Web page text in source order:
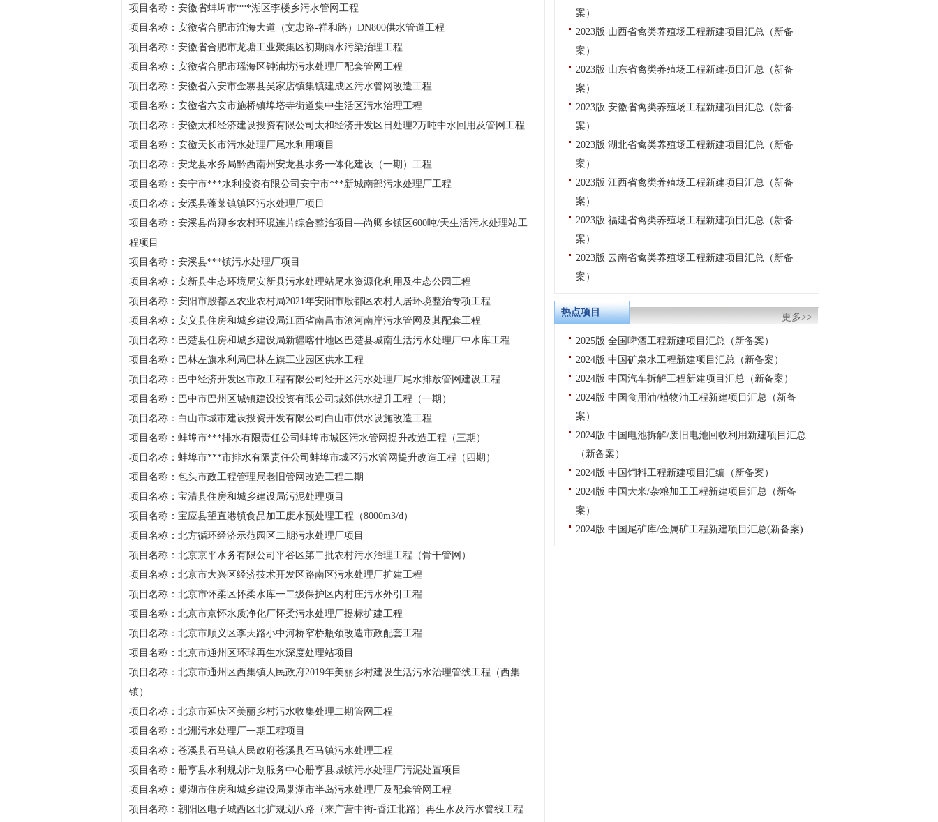
项目名称：安徽省蚌埠市***湖区李楼乡污水管网工程
项目名称：安徽省合肥市淮海大道（文忠路-祥和路）DN800供水管道工程
项目名称：安徽省合肥市龙塘工业聚集区初期雨水污染治理工程
项目名称：安徽省合肥市瑶海区钟油坊污水处理厂配套管网工程
项目名称：安徽省六安市金寨县吴家店镇集镇建成区污水管网改造工程
项目名称：安徽省六安市施桥镇埠塔寺街道集中生活区污水治理工程
项目名称：安徽太和经济建设投资有限公司太和经济开发区日处理2万吨中水回用及管网工程
项目名称：安徽天长市污水处理厂尾水利用项目
项目名称：安龙县水务局黔西南州安龙县水务一体化建设（一期）工程
项目名称：安宁市***水利投资有限公司安宁市***新城南部污水处理厂工程
项目名称：安溪县蓬莱镇镇区污水处理厂项目
项目名称：安溪县尚卿乡农村环境连片综合整治项目—尚卿乡镇区600吨/天生活污水处理站工
程项目
项目名称：安溪县***镇污水处理厂项目
项目名称：安新县生态环境局安新县污水处理站尾水资源化利用及生态公园工程
项目名称：安阳市殷都区农业农村局2021年安阳市殷都区农村人居环境整治专项工程
项目名称：安义县住房和城乡建设局江西省南昌市潦河南岸污水管网及其配套工程
项目名称：巴楚县住房和城乡建设局新疆喀什地区巴楚县城南生活污水处理厂中水库工程
项目名称：巴林左旗水利局巴林左旗工业园区供水工程
项目名称：巴中经济开发区市政工程有限公司经开区污水处理厂尾水排放管网建设工程
项目名称：巴中市巴州区城镇建设投资有限公司城郊供水提升工程（一期）
项目名称：白山市城市建设投资开发有限公司白山市供水设施改造工程
项目名称：蚌埠市***排水有限责任公司蚌埠市城区污水管网提升改造工程（三期）
项目名称：蚌埠市***市排水有限责任公司蚌埠市城区污水管网提升改造工程（四期）
项目名称：包头市政工程管理局老旧管网改造工程二期
项目名称：宝清县住房和城乡建设局污泥处理项目
项目名称：宝应县望直港镇食品加工废水预处理工程（8000m3/d）
项目名称：北方循环经济示范园区二期污水处理厂项目
项目名称：北京京平水务有限公司平谷区第二批农村污水治理工程（骨干管网）
项目名称：北京市大兴区经济技术开发区路南区污水处理厂扩建工程
项目名称：北京市怀柔区怀柔水库一二级保护区内村庄污水外引工程
项目名称：北京市京怀水质净化厂怀柔污水处理厂提标扩建工程
项目名称：北京市顺义区李天路小中河桥窄桥瓶颈改造市政配套工程
项目名称：北京市通州区环球再生水深度处理站项目
项目名称：北京市通州区西集镇人民政府2019年美丽乡村建设生活污水治理管线工程（西集
镇）
项目名称：北京市延庆区美丽乡村污水收集处理二期管网工程
项目名称：北洲污水处理厂一期工程项目
项目名称：苍溪县石马镇人民政府苍溪县石马镇污水处理工程
项目名称：册亨县水利规划计划服务中心册亨县城镇污水处理厂污泥处置项目
项目名称：巢湖市住房和城乡建设局巢湖市半岛污水处理厂及配套管网工程
项目名称：朝阳区电子城西区北扩规划八路（来广营中街-香江北路）再生水及污水管线工程
案）
2023版 山西省禽类养殖场工程新建项目汇总（新备
案）
2023版 山东省禽类养殖场工程新建项目汇总（新备
案）
2023版 安徽省禽类养殖场工程新建项目汇总（新备
案）
2023版 湖北省禽类养殖场工程新建项目汇总（新备
案）
2023版 江西省禽类养殖场工程新建项目汇总（新备
案）
2023版 福建省禽类养殖场工程新建项目汇总（新备
案）
2023版 云南省禽类养殖场工程新建项目汇总（新备
案）
更多>>
热点项目
2025版 全国啤酒工程新建项目汇总（新备案）
2024版 中国矿泉水工程新建项目汇总（新备案）
2024版 中国汽车拆解工程新建项目汇总（新备案）
2024版 中国食用油/植物油工程新建项目汇总（新备
案）
2024版 中国电池拆解/废旧电池回收利用新建项目汇总
（新备案）
2024版 中国饲料工程新建项目汇编（新备案）
2024版 中国大米/杂粮加工工程新建项目汇总（新备
案）
2024版 中国尾矿库/金属矿工程新建项目汇总(新备案)